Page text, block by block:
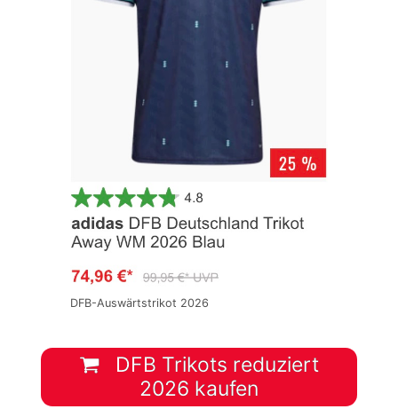
DFB-Auswärtstrikot 2026
DFB Trikots reduziert
2026 kaufen